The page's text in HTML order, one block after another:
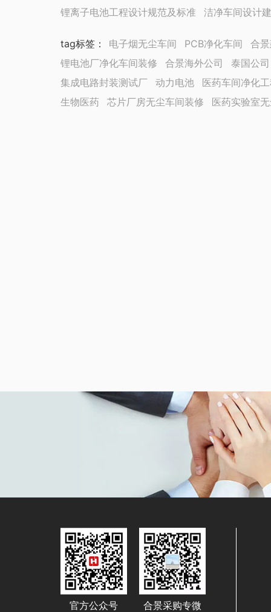
锂离子电池工程设计规范及标准 洁净车间设计
tag标签 ： 电子烟无尘车间 PCB净化车间
合
锂电池厂净化车间装修
合景海外公司
泰国公司
集成电路封装测试厂
动力电池
医药车间净化
生物医药
芯片厂房无尘车间装修 医药实验室
官方公众号 合景采购专微